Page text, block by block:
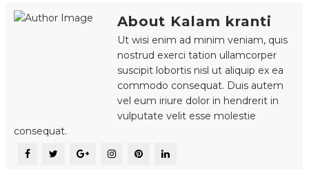
About Kalam kranti
Ut wisi enim ad minim veniam, quis
nostrud exerci tation ullamcorper
suscipit lobortis nisl ut aliquip ex ea
commodo consequat. Duis autem
vel eum iriure dolor in hendrerit in
vulputate velit esse molestie
consequat.